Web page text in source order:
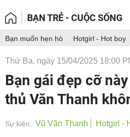
BẠN TRẺ - CUỘC SỐNG
Bạn muốn hẹn hò Hotgirl - Hot boy
Thứ Ba, ngày 15/04/2025 18:00
Bạn gái đẹp cỡ
thủ Văn Thanh
Sự kiện: Vũ Văn Thanh Hotgirl -